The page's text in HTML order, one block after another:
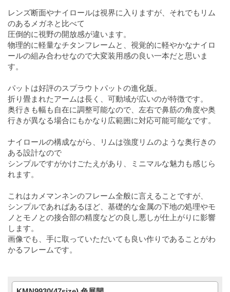
レンズ断面やナイロールは視界に入りますが、それでもリム
のあるメガネと比べて
圧倒的に視野の開放感が違います。
物理的に軽量なチタンフレームと、視覚的に軽やかなナイロ
ールの組み合わせなので大変装用感の良い一本だと思いま
す。
パットは好評のスプラウトパットの進化版。
折り畳まれたアームは長く、可動域が広いのが特徴です。
奥行きも幅も自在に調整可能なので、左右で鼻筋の角度や奥
行きが異なる場合にもかなり広範囲に対応可能可能なです。
ナイロールの構成ながら、リムは強度リムのような奥行きの
ある設計なので
シンプルですがかけごたえがあり、ミニマルな魅力も感じら
れます。
これはカメマンネンのフレーム全般に言えることですが、
シンプルであればあるほど、基礎的な金属の下地の処理やモ
ノとモノとの接合部の精度などの良し悪しが仕上がりに影響
します。
画像でも、手に取っていただいても良い作りであることがわ
かるフレームです。